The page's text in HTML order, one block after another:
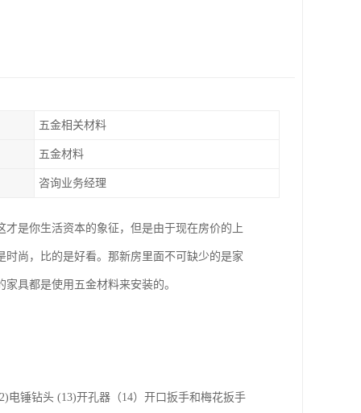
五金相关材料
五金材料
咨询业务经理
是你生活资本的象征，但是由于现在房价的上
尚，比的是好看。那新房里面不可缺少的是家
具都是使用五金材料来安装的。
电锤钻头 (13)开孔器（14）开口扳手和梅花扳手